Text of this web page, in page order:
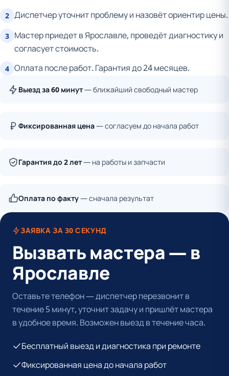
2 Диспетчер уточнит проблему и назовёт ориентир цены.
3 Мастер приедет в Ярославле, проведёт диагностику и
согласует стоимость.
4 Оплата после работ. Гарантия до 24 месяцев.
Выезд за 60 минут— ближайший свободный мастер
Фиксированная цена— согласуем до начала работ
Гарантия до 2 лет— на работы и запчасти
Оплата по факту— сначала результат
ЗАЯВКА ЗА 30 СЕКУНД
Вызвать мастера — в
Ярославле
Оставьте телефон — диспетчер перезвонит в
течение 5 минут, уточнит задачу и пришлёт мастера
в удобное время. Возможен выезд в течение часа.
Бесплатный выезд и диагностика при ремонте
Фиксированная цена до начала работ